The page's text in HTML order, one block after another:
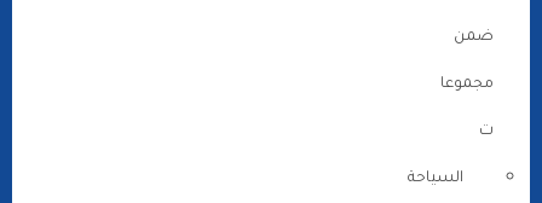
ضمن
مجموعا
ت
السياحة